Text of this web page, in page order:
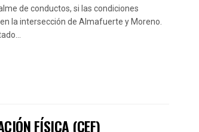
de conductos, si las condiciones
la intersección de Almafuerte y Moreno.
FÍSICA (CEF)